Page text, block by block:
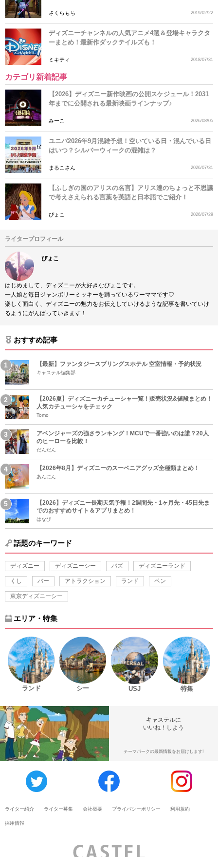
さくらもち 2019/02/22
ディズニーチャンネルの人気アニメ4選＆登場キャラクタ
ーまとめ！最新作ダックテイルズも！
ミキティ 2018/07/31
カテゴリ新着記事
【2026】ディズニー新作映画の公開スケジュール！2031
年までに公開される最新映画ラインナップ♪
みーこ 2026/08/05
ユニバ2026年9月混雑予想！空いている日・混んでいる日
はいつ？シルバーウィークの混雑は？
まるこさん 2026/07/31
【ふしぎの国のアリスの名言】アリス達のちょっと不思議
で考えさえられる言葉を英語と日本語でご紹介！
ぴょこ 2026/07/29
ライタープロフィール
ぴょこ
はじめまして、ディズニーが大好きなぴょこです。
一人娘と毎日ジャンボリーミッキーを踊っているワーママです♡
楽しく面白く、ディズニーの魅力をお伝えしていけるような記事を書いていけ
るようにがんばっていきます！
おすすめ記事
【最新】ファンタジースプリングスホテル 空室情報・予約状況
キャステル編集部
【2026夏】ディズニーカチューシャ一覧！販売状況&値段まとめ！
人気カチューシャをチェック
Tomo
アベンジャーズの強さランキング！MCUで一番強いのは誰？20人
のヒーローを比較！
だんだん
【2026年8月】ディズニーのスーベニアグッズ全種類まとめ！
あんにん
【2026】ディズニー長期天気予報！2週間先・1ヶ月先・45日先ま
でのおすすめサイト＆アプリまとめ！
はなび
話題のキーワード
ディズニー ディズニーシー バズ ディズニーランド
くし バー アトラクション ランド ペン
東京ディズニーシー
エリア・特集
ランド シー USJ 特集
キャステルに
いいね！しよう
テーマパークの最新情報をお届けします!
ライター紹介 ライター募集 会社概要 プライバシーポリシー 利用規約
採用情報